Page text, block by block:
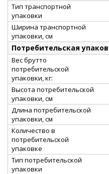
Тип транспортной
упаковки
Ширина транспортной
упаковки, см
Потребительская
Вес брутто
потребительской
упаковки, кг:
Высота потребительской
упаковки, см
Длина потребительской
упаковки, см
Количество в
потребительской
упаковке
Тип потребительской
упаковки